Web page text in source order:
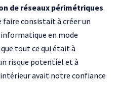
de réseaux périmétriques.
faire consistait à créer un
en mode
tout ce qui était à
risque potentiel et à
avait notre confiance